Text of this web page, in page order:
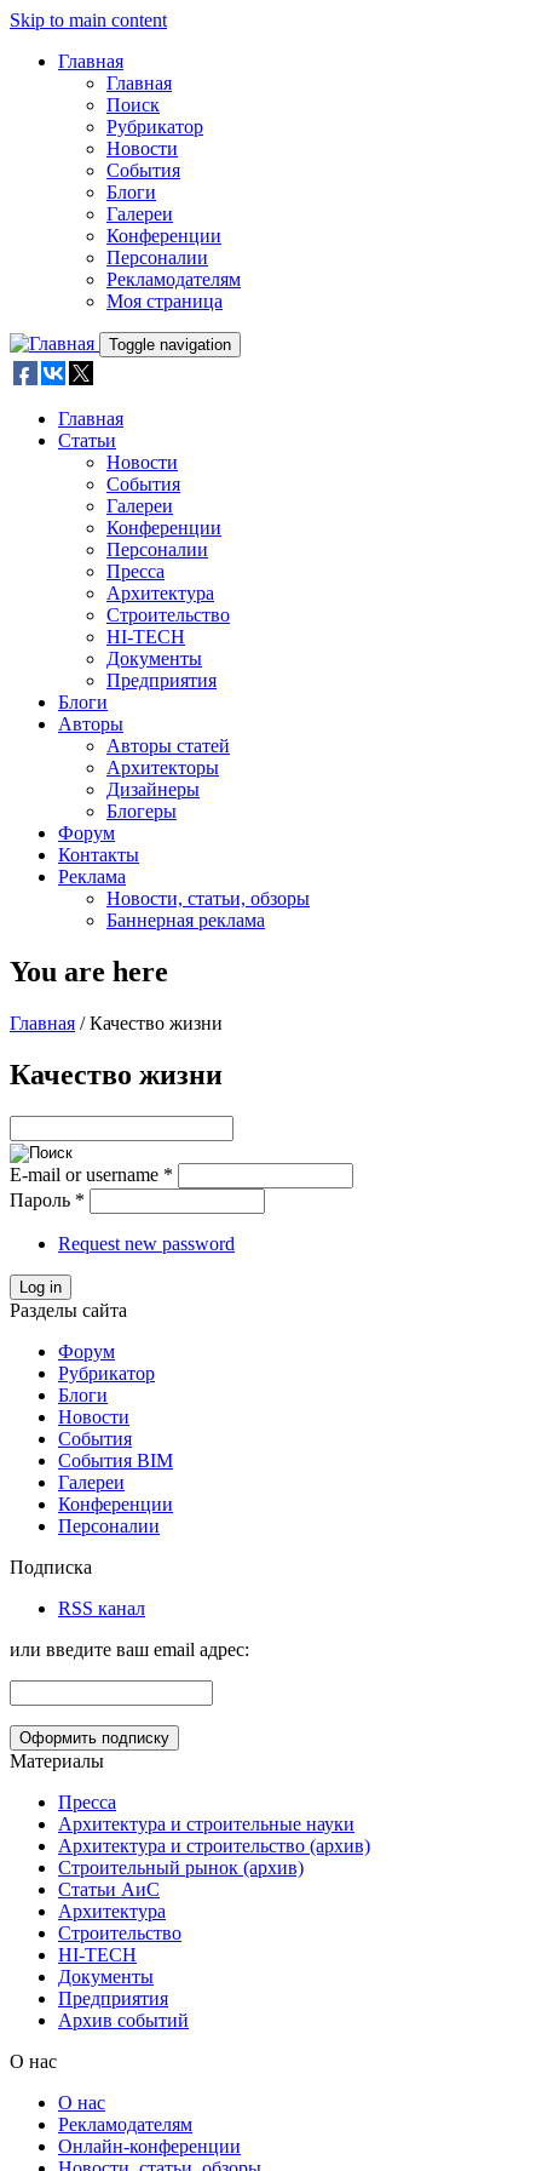
Skip to main content
Главная
Главная
Поиск
Рубрикатор
Новости
События
Блоги
Галереи
Конференции
Персоналии
Рекламодателям
Моя страница
Toggle navigation
Главная
Статьи
Новости
События
Галереи
Конференции
Персоналии
Пресса
Архитектура
Строительство
HI-TECH
Документы
Предприятия
Блоги
Авторы
Авторы статей
Архитекторы
Дизайнеры
Блогеры
Форум
Контакты
Реклама
Новости, статьи, обзоры
Баннерная реклама
You are here
Главная / Качество жизни
Качество жизни
E-mail or username *
Пароль *
Request new password
Log in
Разделы сайта
Форум
Рубрикатор
Блоги
Новости
События
События BIM
Галереи
Конференции
Персоналии
Подписка
RSS канал
или введите ваш email адрес:
Материалы
Пресса
Архитектура и строительные науки
Архитектура и строительство (архив)
Строительный рынок (архив)
Статьи АиС
Архитектура
Строительство
HI-TECH
Документы
Предприятия
Архив событий
О нас
О нас
Рекламодателям
Онлайн-конференции